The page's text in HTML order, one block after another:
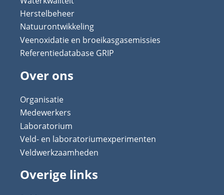
Herstelbeheer
Natuurontwikkeling
Veenoxidatie en broeikasgasemissies
Referentiedatabase GRIP
Over ons
Organisatie
Medewerkers
Laboratorium
Veld- en laboratoriumexperimenten
Veldwerkzaamheden
Overige links